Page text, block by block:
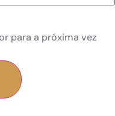
para a próxima vez